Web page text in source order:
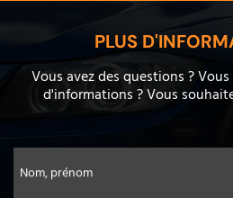
PLUS
Vous avez des questions ?
d'informations ? Vous
Nom, prénom